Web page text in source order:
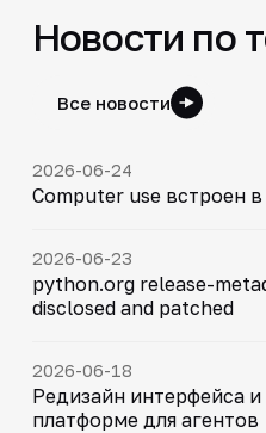
Новости по
Все новости
2026-06-24
Computer use встроен в
2026-06-23
python.org release-
disclosed and patched
2026-06-18
Редизайн интерфейса
платформе для агентов